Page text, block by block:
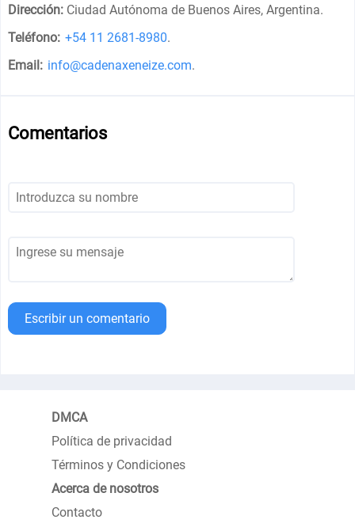
Dirección: Ciudad Autónoma de Buenos Aires, Argentina.
Teléfono: +54 11 2681-8980.
Email: info@cadenaxeneize.com.
Comentarios
Escribir un comentario
DMCA
Política de privacidad
Términos y Condiciones
Acerca de nosotros
Contacto